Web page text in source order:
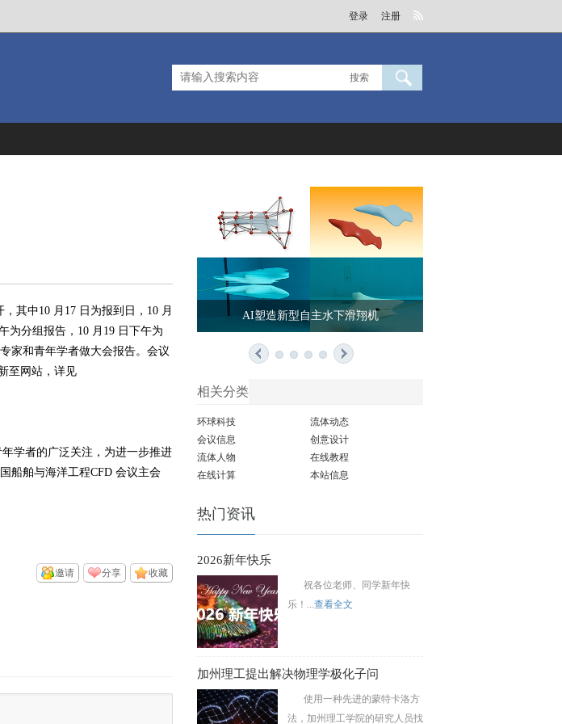
登录 注册
搜索
其中10 月17 日为报到日，10 月
为分组报告，10 月19 日下午为
家和青年学者做大会报告。会议
至网站，详见
学者的广泛关注，为进一步推进
船舶与海洋工程CFD 会议主会
收藏
分享
邀请
提出解决物理学极化子问题的算
法
AI塑造新型自主水下滑翔机
相关分类
环球科技
流体动态
会议信息
创意设计
流体人物
在线教程
在线计算
本站信息
热门资讯
2026新年快乐
祝各位老师、同学新年快
乐！...查看全文
加州理工提出解决物理学极化子问
使用一种先进的蒙特卡洛方
法，加州理工学院的研究人员找